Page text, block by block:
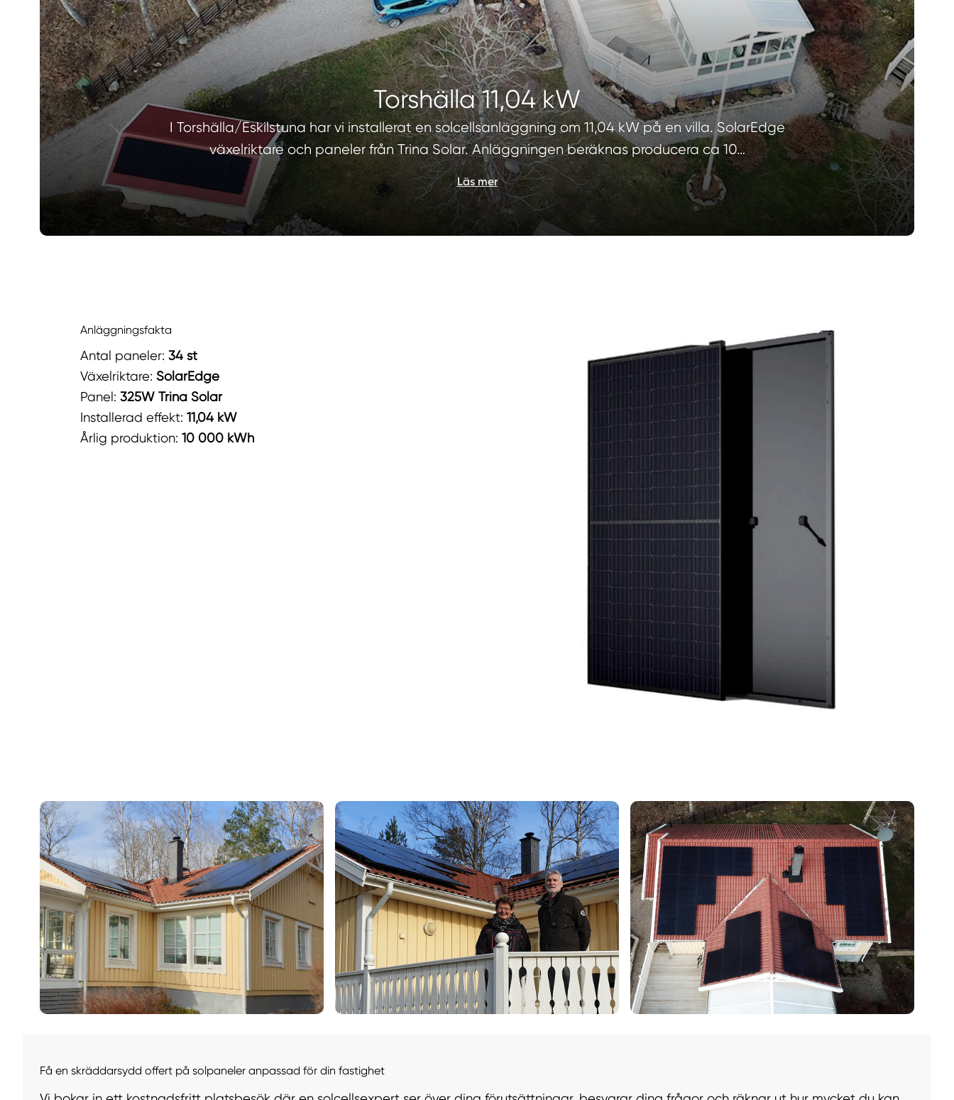
Torshälla 11,04 kW
I Torshälla/Eskilstuna har vi installerat en solcellsanläggning om 11,04 kW på en villa. SolarEdge
växelriktare och paneler från Trina Solar. Anläggningen beräknas producera ca 10…
Läs mer
Anläggningsfakta
Antal paneler: 34 st
Växelriktare: SolarEdge
Panel: 325W Trina Solar
Installerad effekt: 11,04 kW
Årlig produktion: 10 000 kWh
Få en skräddarsydd offert på solpaneler anpassad för din fastighet